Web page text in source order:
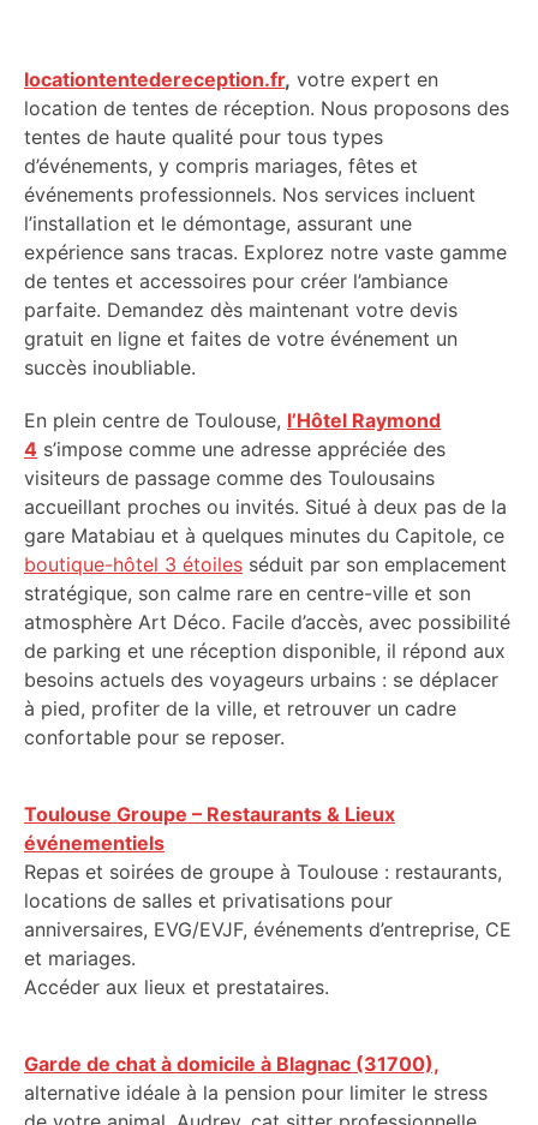
locationtentedereception.fr, votre expert en
location de tentes de réception. Nous proposons des
tentes de haute qualité pour tous types
d’événements, y compris mariages, fêtes et
événements professionnels. Nos services incluent
l’installation et le démontage, assurant une
expérience sans tracas. Explorez notre vaste gamme
de tentes et accessoires pour créer l’ambiance
parfaite. Demandez dès maintenant votre devis
gratuit en ligne et faites de votre événement un
succès inoubliable.
En plein centre de Toulouse, l’Hôtel Raymond
4 s’impose comme une adresse appréciée des
visiteurs de passage comme des Toulousains
accueillant proches ou invités. Situé à deux pas de la
gare Matabiau et à quelques minutes du Capitole, ce
boutique-hôtel 3 étoiles séduit par son emplacement
stratégique, son calme rare en centre-ville et son
atmosphère Art Déco. Facile d’accès, avec possibilité
de parking et une réception disponible, il répond aux
besoins actuels des voyageurs urbains : se déplacer
à pied, profiter de la ville, et retrouver un cadre
confortable pour se reposer.
Toulouse Groupe – Restaurants & Lieux
événementiels
Repas et soirées de groupe à Toulouse : restaurants,
locations de salles et privatisations pour
anniversaires, EVG/EVJF, événements d’entreprise, CE
et mariages.
Accéder aux lieux et prestataires.
Garde de chat à domicile à Blagnac (31700),
alternative idéale à la pension pour limiter le stress